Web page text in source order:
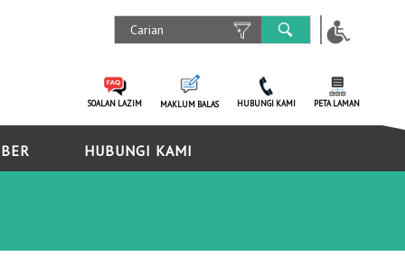
SOALAN LAZIM MAKLUM BALAS HUBUNGI KAMI PETA LAMAN
HUBUNGI KAMI